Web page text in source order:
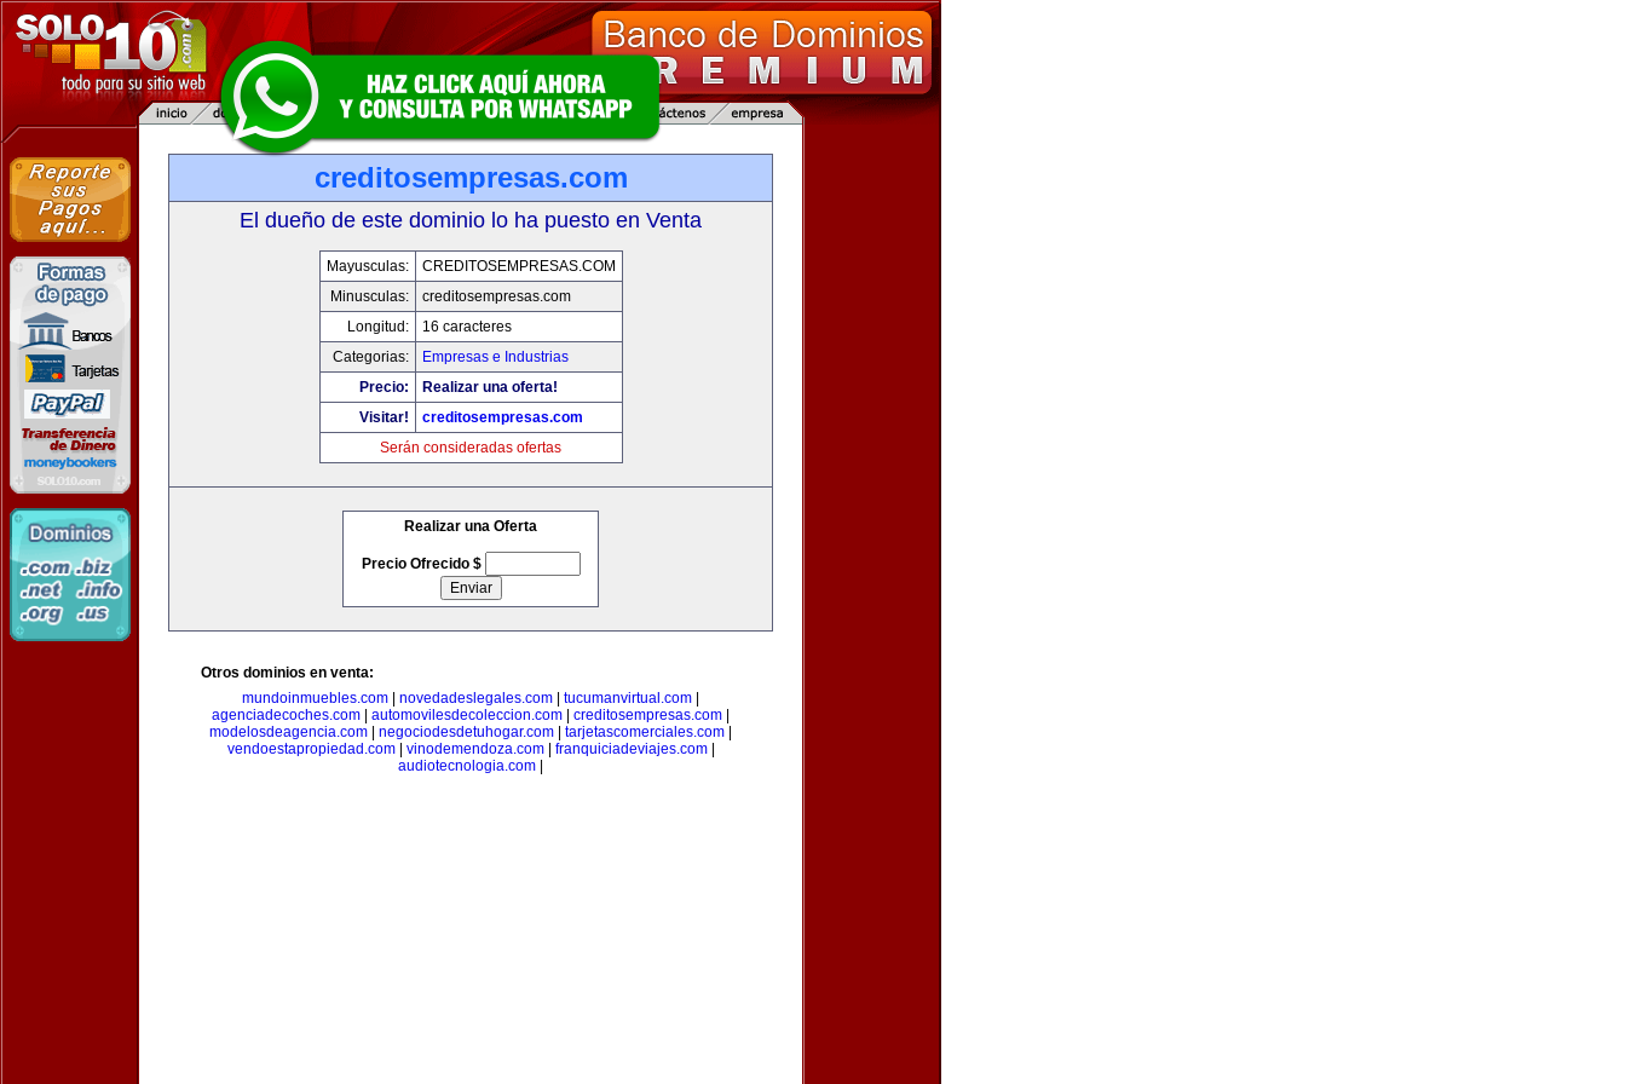
creditosempresas.com
El dueño de este dominio lo ha puesto en Venta
Mayusculas:
CREDITOSEMPRESAS.COM
Minusculas:
creditosempresas.com
Longitud:
16 caracteres
Categorias:
Empresas e Industrias
Precio:
Realizar una oferta!
Visitar!
creditosempresas.com
Serán consideradas ofertas
Realizar una Oferta
Precio Ofrecido $
Otros dominios en venta:
mundoinmuebles.com
novedadeslegales.com tucumanvirtual.com
agenciadecoches.com
automovilesdecoleccion.com creditosempresas.com
modelosdeagencia.com
negociodesdetuhogar.com tarjetascomerciales.com
vendoestapropiedad.com| vinodemendoza.com| franquiciadeviajes.com|
audiotecnologia.com